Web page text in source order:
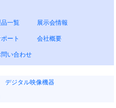
一覧 展示会情報
ート 会社概要
問い合わせ
デジタル映像機器